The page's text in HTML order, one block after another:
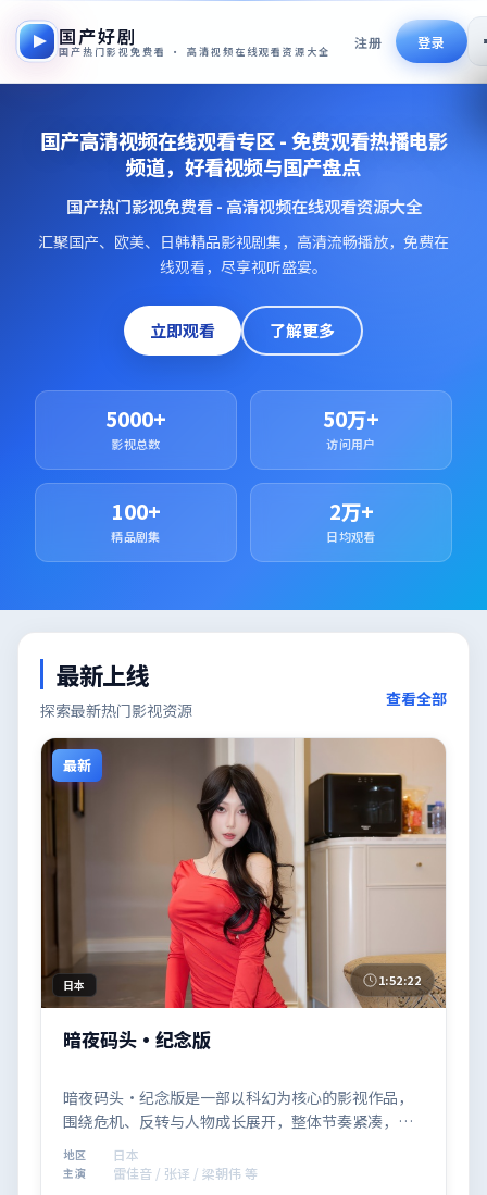
国产好剧
国产热门影视免费看 · 高清视频在线观看资源大全
注册 登录
国产高清视频在线观看专区 - 免费观看热播电影
频道，好看视频与国产盘点
国产热门影视免费看 - 高清视频在线观看资源大全
汇聚国产、欧美、日韩精品影视剧集，高清流畅播放，免费在
线观看，尽享视听盛宴。
立即观看 了解更多
5000+
影视总数
50万+
访问用户
100+
精品剧集
2万+
日均观看
最新上线
探索最新热门影视资源
查看全部
最新
日本 1:52:22
暗夜码头·纪念版
暗夜码头·纪念版是一部以科幻为核心的影视作品，
围绕危机、反转与人物成长展开，整体节奏紧凑，值
得推荐观看。
地区 日本
主演
雷佳音 / 张译 / 梁朝伟 等